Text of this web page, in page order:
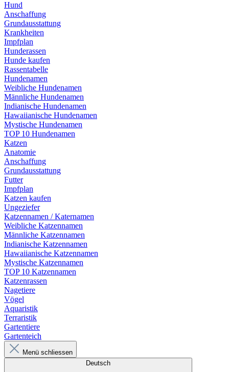
Hund
Anschaffung
Grundausstattung
Krankheiten
Impfplan
Hunderassen
Hunde kaufen
Rassentabelle
Hundenamen
Weibliche Hundenamen
Männliche Hundenamen
Indianische Hundenamen
Hawaiianische Hundenamen
Mystische Hundenamen
TOP 10 Hundenamen
Katzen
Anatomie
Anschaffung
Grundausstattung
Futter
Impfplan
Katzen kaufen
Ungeziefer
Katzennamen / Katernamen
Weibliche Katzennamen
Männliche Katzennamen
Indianische Katzennamen
Hawaiianische Katzennamen
Mystische Katzennamen
TOP 10 Katzennamen
Katzenrassen
Nagetiere
Vögel
Aquaristik
Terraristik
Gartentiere
Gartenteich
Menü schliessen
Deutsch